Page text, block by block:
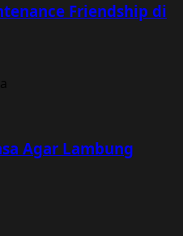
Friendship di
Agar Lambung